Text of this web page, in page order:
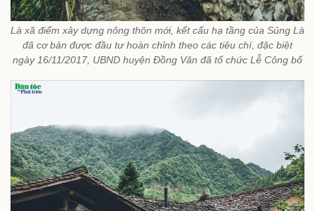
Là xã điểm xây dựng nông thôn mới, kết cấu hạ tầng của Sủng Là
đã cơ bản được đầu tư hoàn chỉnh theo các tiêu chí, đặc biệt
ngày 16/11/2017, UBND huyện Đồng Văn đã tổ chức Lễ Công bố